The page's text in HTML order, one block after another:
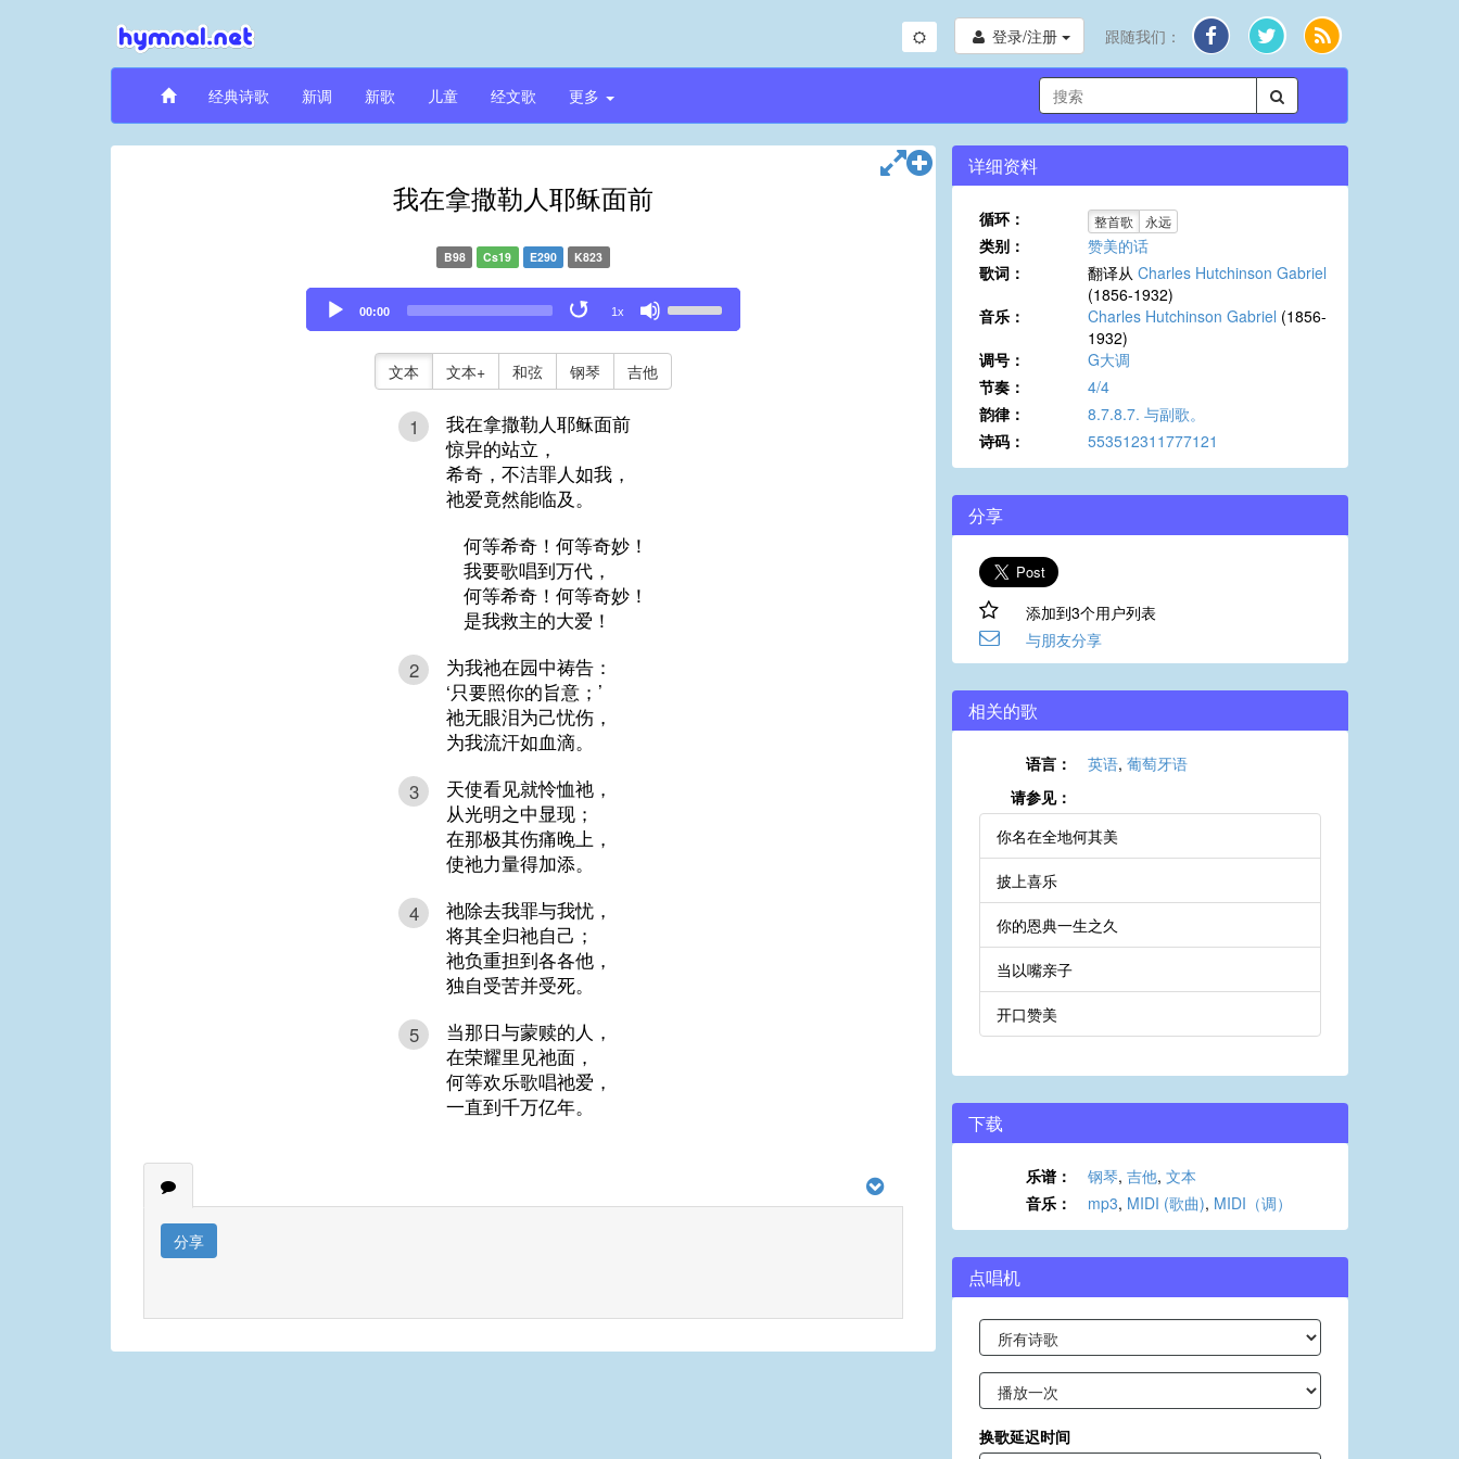
登录/注册 跟随我们：
经典诗歌 新调 新歌 儿童 经文歌 更多
我在拿撒勒人耶稣面前
B98 Cs19 E290 K823
Audio
Player
00:00 1x
Up/Down
to
文本 文本+ 和弦 钢琴 吉他
1
我在拿撒勒人耶稣面前
惊异的站立，
希奇，不洁罪人如我，
祂爱竟然能临及。
何等希奇！何等奇妙！
我要歌唱到万代，
何等希奇！何等奇妙！
是我救主的大爱！
2
为我祂在园中祷告：
‘只要照你的旨意；’
祂无眼泪为己忧伤，
为我流汗如血滴。
3
天使看见就怜恤祂，
从光明之中显现；
在那极其伤痛晚上，
使祂力量得加添。
4
祂除去我罪与我忧，
将其全归祂自己；
祂负重担到各各他，
独自受苦并受死。
5
当那日与蒙赎的人，
在荣耀里见祂面，
何等欢乐歌唱祂爱，
一直到千万亿年。
分享
详细资料
循环： 整首歌 永远
类别：
赞美的话
歌词：
翻译从 Charles Hutchinson Gabriel
(1856-1932)
音乐：
Charles Hutchinson Gabriel (1856-
1932)
调号：
G大调
节奏：
4/4
韵律：
8.7.8.7. 与副歌。
诗码：
553512311777121
分享
添加到3个用户列表
与朋友分享
相关的歌
语言： 英语, 葡萄牙语
请参见：
你名在全地何其美
披上喜乐
你的恩典一生之久
当以嘴亲子
开口赞美
下载
乐谱： 钢琴, 吉他, 文本
音乐：
mp3, MIDI (歌曲), MIDI（调）
点唱机
换歌延迟时间